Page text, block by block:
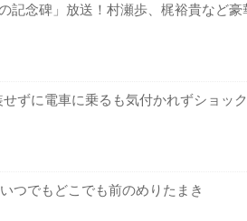
ずに電車に乗るも気付かれずショック
つでもどこでも前のめりたまき